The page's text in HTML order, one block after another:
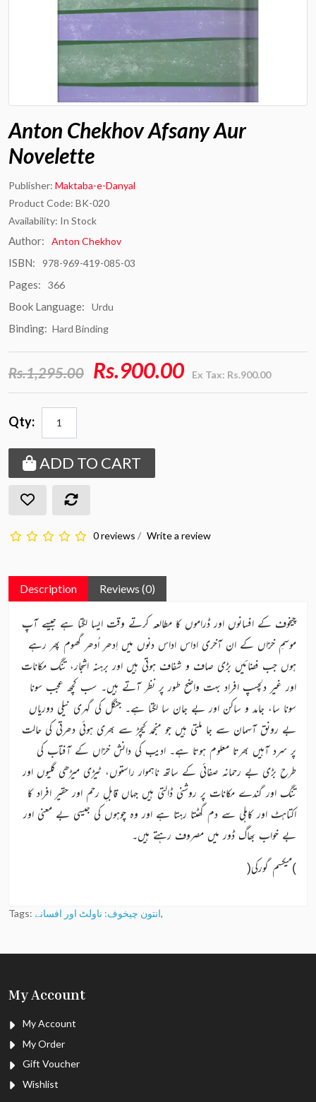
Anton Chekhov Afsany Aur
Novelette
Publisher: Maktaba-e-Danyal
Product Code: BK-020
Availability: In Stock
Author: Anton Chekhov
ISBN: 978-969-419-085-03
Pages: 366
Book Language: Urdu
Binding: Hard Binding
Rs.1,295.00 Rs.900.00 Ex Tax: Rs.900.00
Qty:
ADD TO CART
0 reviews / Write a review
Description Reviews (0)
چیخوف کے افسانوں اور ڈراموں کا مطالعہ کرتے وقت ایسا لگتا ہے جیسے آپ
موسمِ خزاں کے ان آخری اداس اداس دنوں میں اِدھر اُدھر گھوم پھر رہے
ہوں جب فضائیں بڑی صاف و شفاف ہوتی ہیں اور برہنہ اشجار، تنگ مکانات
اور غیر دلچسپ افراد بہت واضح طور پر نظر آتے ہیں۔ سب کچھ عجب سونا
سونا سا، جامد و ساکن اور بے جان سا لگتا ہے۔ جنگل کی گہری نیلی دوریاں
بے رونق آسمان سے جا ملتی ہیں جو منجمد کیچڑ سے بھری ہوئی دھرتی کی حالت
پر سرد آہیں بھرتا معلوم ہوتا ہے۔ ادیب کی دانش خزاں کے آفتاب کی
طرح بڑی بے رحمانہ صفائی کے ساتھ ناہموار راستوں، ٹیڑی میڑھی گلیوں اور
تنگ اور گندے مکانات پر روشنی ڈالتی ہیں جہاں قابلِ رحم اور حقیر افراد کا
اکتاہٹ اور کاہلی سے دم گھٹتا رہتا ہے اور وہ چوہوں کی جیسی بے معنی اور
بے خواب بھاگ ڈور میں مصروف رہتے ہیں۔
)میکسم گورکی(
Tags: انتون چیخوف: ناولٹ اور افسانے,
My Account
My Account
My Order
Gift Voucher
Wishlist